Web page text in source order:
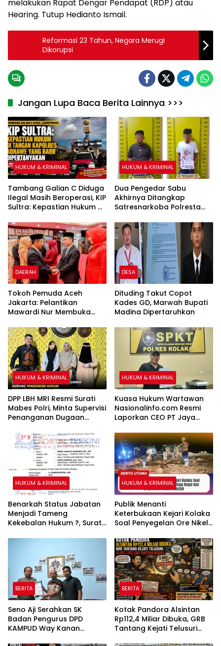
melakukan Rapat Dengar Pendapat (RDP) atau
Hearing. Tutup Hedianto Ismail.
Reformasi 23 Tahun, Negara Merugi
Dikorupsi
Jangan Lupa Baca Berita Lainnya >>>
HUKUM & KRIMINAL
Tambang Galian C Diduga
Ilegal Masih Beroperasi, KIP
Sultra: Kepastian Hukum di
yang Baru Dipertanyakan
HUKUM & KRIMINAL
Dua Pengedar Sabu
Akhirnya Ditangkap
Satresnarkoba Polresta
DAERAH
Tokoh Pemuda Aceh
Jakarta: Pelantikan
Mawardi Nur Membuka
Kemajuan Migas Aceh
DESA
Dituding Takut Copot
Kades GD, Marwah Bupati
Madina Dipertaruhkan
HUKUM & KRIMINAL
DPP LBH MRI Resmi Surati
Mabes Polri, Minta Supervisi
Penanganan Dugaan
terhadap Anak di Banggai
HUKUM & KRIMINAL
Kuasa Hukum Wartawan
Nasionalinfo.com Resmi
Laporkan CEO PT Jaya
Kolaka
HUKUM & KRIMINAL
Benarkah Status Jabatan
Menjadi Tameng
Kekebalan Hukum ?, Surat
Sultra Terhadap Bupati
Dipertanyakan
HUKUM & KRIMINAL
Publik Menanti
Keterbukaan Kejari Kolaka
Soal Penyegelan Ore Nikel
Dilepaskan Dalam Sekejab
BERITA
Seno Aji Serahkan SK
Badan Pengurus DPD
KAMPUD Way Kanan
BERITA
Kotak Pandora Alsintan
Rp112,4 Miliar Dibuka, GRB
Tantang Kejati Telusuri